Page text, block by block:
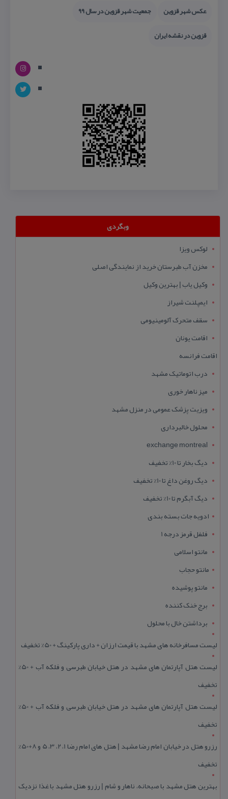
عكس شهر قزوین
جمعیت شهر قزوین در سال ۹۹
قزوین در نقشه ایران
وبگردی
لوکس ویزا
مخزن آب طبرستان خرید از نمایندگی اصلی
وکیل یاب | بهترین وکیل
ایمپلنت شیراز
سقف متحرک آلومینیومی
اقامت یونان
اقامت فرانسه
درب اتوماتیک مشهد
میز ناهار خوری
ویزیت پزشک عمومی در منزل مشهد
محلول خالبرداری
exchange montreal
دیگ بخار تا 10% تخفیف
دیگ روغن داغ تا 10% تخفیف
دیگ آبگرم تا 10% تخفیف
ادویه جات بسته بندی
فلفل قرمز درجه 1
مانتو اسلامی
مانتو حجاب
مانتو پوشیده
برج خنک کننده
برداشتن خال با محلول
لیست مسافرخانه های مشهد با قیمت ارزان + داری پارکینگ + 50% تخفیف
لیست هتل آپارتمان های مشهد در هتل خیابان طبرسی و فلکه آب + 50%
تخفیف
لیست هتل آپارتمان های مشهد در هتل خیابان طبرسی و فلکه آب + 50%
تخفیف
رزرو هتل در خیابان امام رضا مشهد | هتل‌ های امام رضا 1، 2، 3، 5 و 8+50%
تخفیف
بهترین هتل مشهد با صبحانه، ناهار و شام | رزرو هتل مشهد با غذا نزدیک